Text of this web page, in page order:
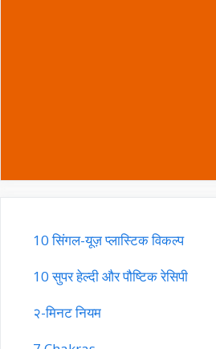
10 सिंगल-यूज़ प्लास्टिक विकल्प
10 सुपर हेल्दी और पौष्टिक रेसिपी
२-मिनट नियम